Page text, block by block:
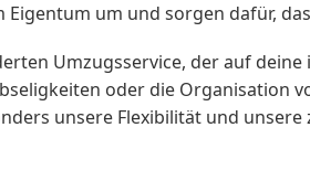
um und sorgen dafür,
Umzugsservice, der auf
oder die Organisation
unsere Flexibilität und